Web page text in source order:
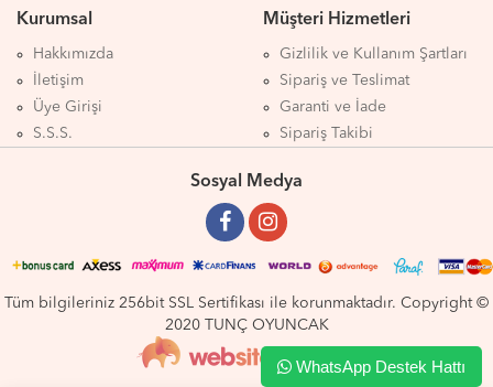
Kurumsal
Hakkımızda
İletişim
Üye Girişi
S.S.S.
Müşteri Hizmetleri
Gizlilik ve Kullanım Şartları
Sipariş ve Teslimat
Garanti ve İade
Sipariş Takibi
Sosyal Medya
Tüm bilgileriniz 256bit SSL Sertifikası ile korunmaktadır. Copyright ©
2020 TUNÇ OYUNCAK
WhatsApp Destek Hattı